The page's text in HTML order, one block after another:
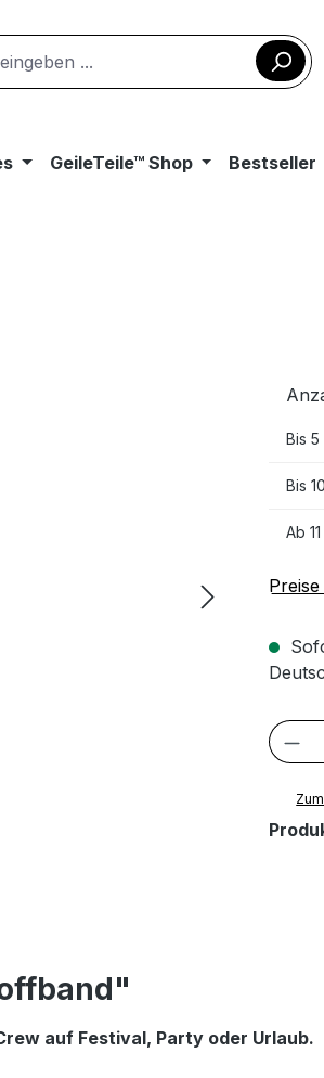
GeileTeile™ Shop Bestseller
Bis 5
Bis 10
Ab 11
auf Festival, Party oder Urlaub.